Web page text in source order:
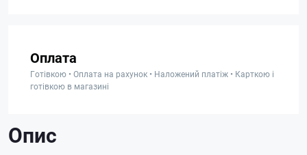
Оплата
Готівкою • Оплата на рахунок • Наложений платіж • Карткою і
готівкою в магазині
Опис